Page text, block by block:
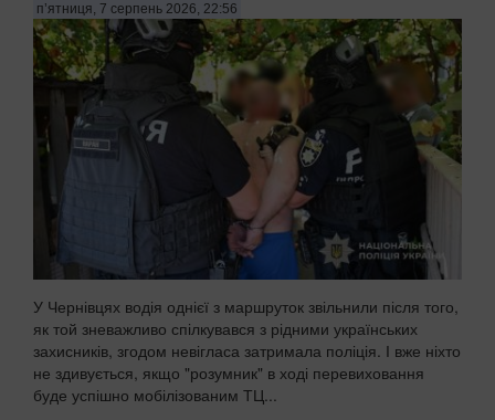
п’ятниця, 7 серпень 2026, 22:56
У Чернівцях водія однієї з маршруток звільнили після того,
як той зневажливо спілкувався з рідними українських
захисників, згодом невігласа затримала поліція. І вже ніхто
не здивується, якщо "розумник" в ході перевиховання
буде успішно мобілізованим ТЦ...